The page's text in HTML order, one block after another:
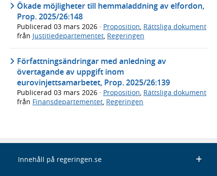
Ökade möjligheter till hemmaladdning av elfordon,
Prop. 2025/26:148
Publicerad 03 mars 2026 · Proposition, Rättsliga dokument
från Justitiedepartementet, Regeringen
Författningsändringar med anledning av
övertagande av uppgift inom
eurovinjettsamarbetet, Prop. 2025/26:139
Publicerad 03 mars 2026 · Proposition, Rättsliga dokument
från Finansdepartementet, Regeringen
Innehåll på regeringen.se